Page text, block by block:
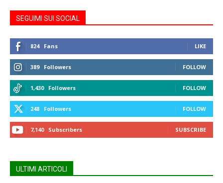
SEGUIMI SUI SOCIAL
824 Fans LIKE
389 Followers FOLLOW
1,430 Followers FOLLOW
248 Followers FOLLOW
7,140 Subscribers SUBSCRIBE
ULTIMI ARTICOLI